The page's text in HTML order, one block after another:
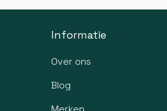
Informatie
Over ons
Blog